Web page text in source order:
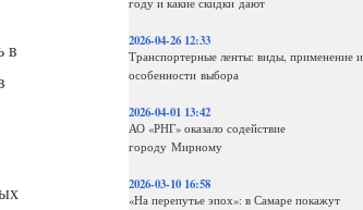
году и какие скидки дают
2026-04-26 12:33
Транспортерные ленты: виды, применение и
особенности выбора
2026-04-01 13:42
АО «РНГ» оказало содействие
городу Мирному
2026-03-10 16:58
«На перепутье эпох»: в Самаре покажут
в